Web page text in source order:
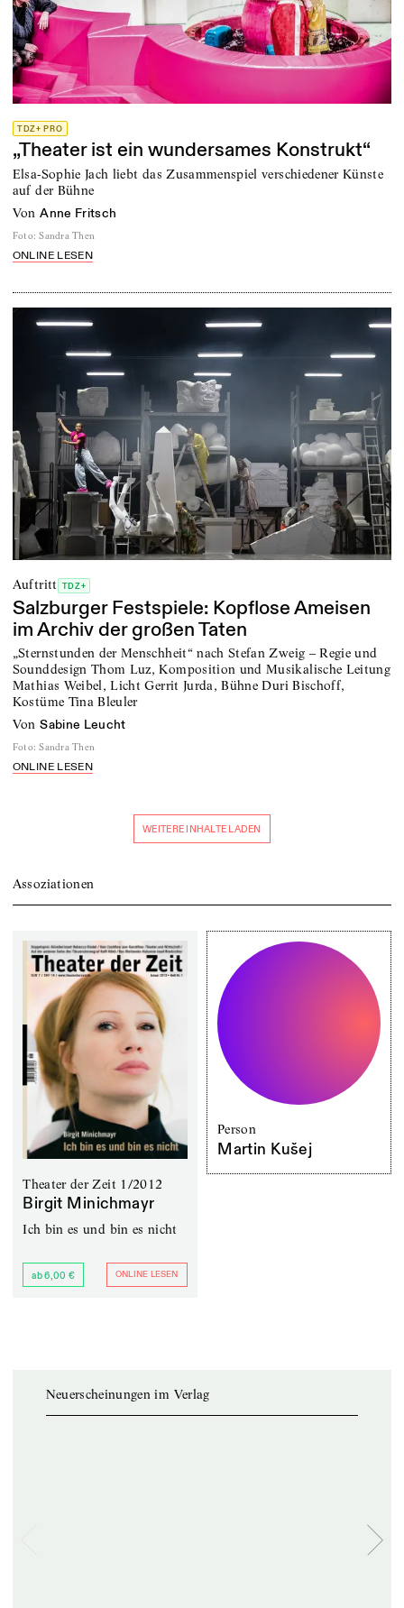
TDZ+ PRO
„Theater ist ein wundersames Konstrukt“
Elsa-Sophie Jach liebt das Zusammenspiel verschiedener Künste
auf der Bühne
von Anne Fritsch
Foto: Sandra Then
ONLINE LESEN
Auftritt TDZ+
Salzburger Festspiele: Kopflose Ameisen
im Archiv der großen Taten
„Sternstunden der Menschheit“ nach Stefan Zweig – Regie und
Sounddesign Thom Luz, Komposition und Musikalische Leitung
Mathias Weibel, Licht Gerrit Jurda, Bühne Duri Bischoff,
Kostüme Tina Bleuler
von Sabine Leucht
Foto: Sandra Then
ONLINE LESEN
WEITERE INHALTE LADEN
Assoziationen
Theater der Zeit 1/2012
Birgit Minichmayr
Ich bin es und bin es nicht
ab 6,00 € ONLINE LESEN
Person
Martin Kušej
Neuerscheinungen im Verlag